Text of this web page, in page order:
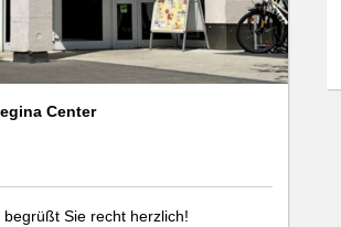
Center
Sie recht herzlich!